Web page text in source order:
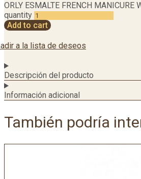
ORLY ESMALTE FRENCH MANICURE
quantity
Add to cart
a la lista de deseos
Descripción del producto
Información adicional
También podría